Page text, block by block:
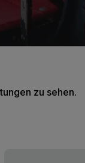
zu sehen.